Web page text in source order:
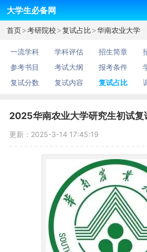
大学生必备网
首页>考研院校>复试占比>华南农业大学
一流学科 学科评估 招生简章
参考书目
考试大纲 报考条件
复试分数
复试内容 复试占比
2025华南农业大学研究生初试复
更新：2025-3-14 17:45:19